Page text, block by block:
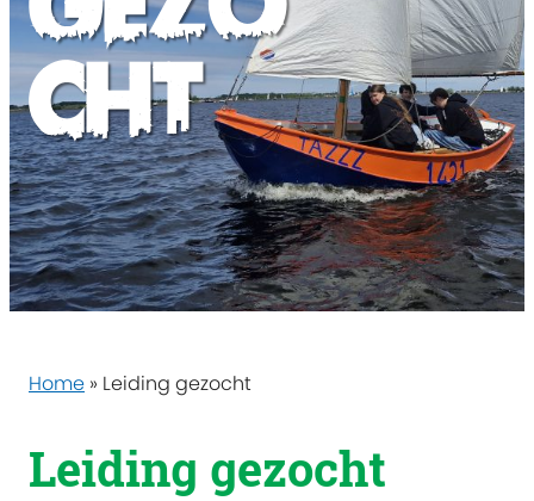
cht
Home » Leiding gezocht
Leiding gezocht